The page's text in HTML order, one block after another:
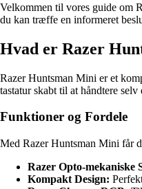
Velkommen til vores guide om
du kan træffe en informeret
Hvad er Razer
Razer Huntsman Mini er et
tastatur skabt til at håndtere
Funktioner og Fordele
Med Razer Huntsman Mini får
Razer Opto-mekaniske
Kompakt Design: